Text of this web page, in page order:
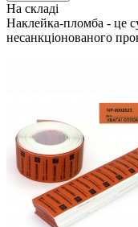
На складі
Наклейка-пломба - це
несанкціонованого